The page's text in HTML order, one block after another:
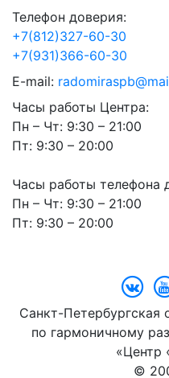
Телефон доверия:
+7(812)327-60-30
+7(931)366-60-30
E-mail:
Часы работы Центра:
Пн – Чт: 9:30 – 21:00
Пт: 9:30 – 20:00
Часы работы телефона
Пн – Чт: 9:30 – 21:00
Пт: 9:30 – 20:00
Санкт-Петербургская
по гармоничному
«Центр
©